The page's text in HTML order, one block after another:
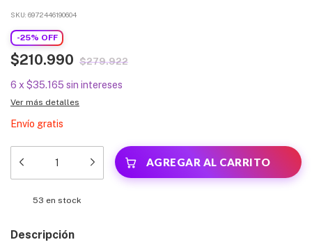
SKU: 6972446190604
-25% OFF
$210.990 $279.922
6 x $35.165 sin intereses
Ver más detalles
Envío gratis
53 en stock
Descripción